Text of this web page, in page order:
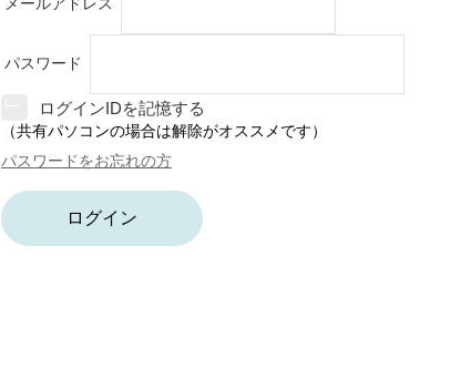
パスワード
ログインIDを記憶する
（共有パソコンの場合は解除がオススメです）
パスワードをお忘れの方
ログイン